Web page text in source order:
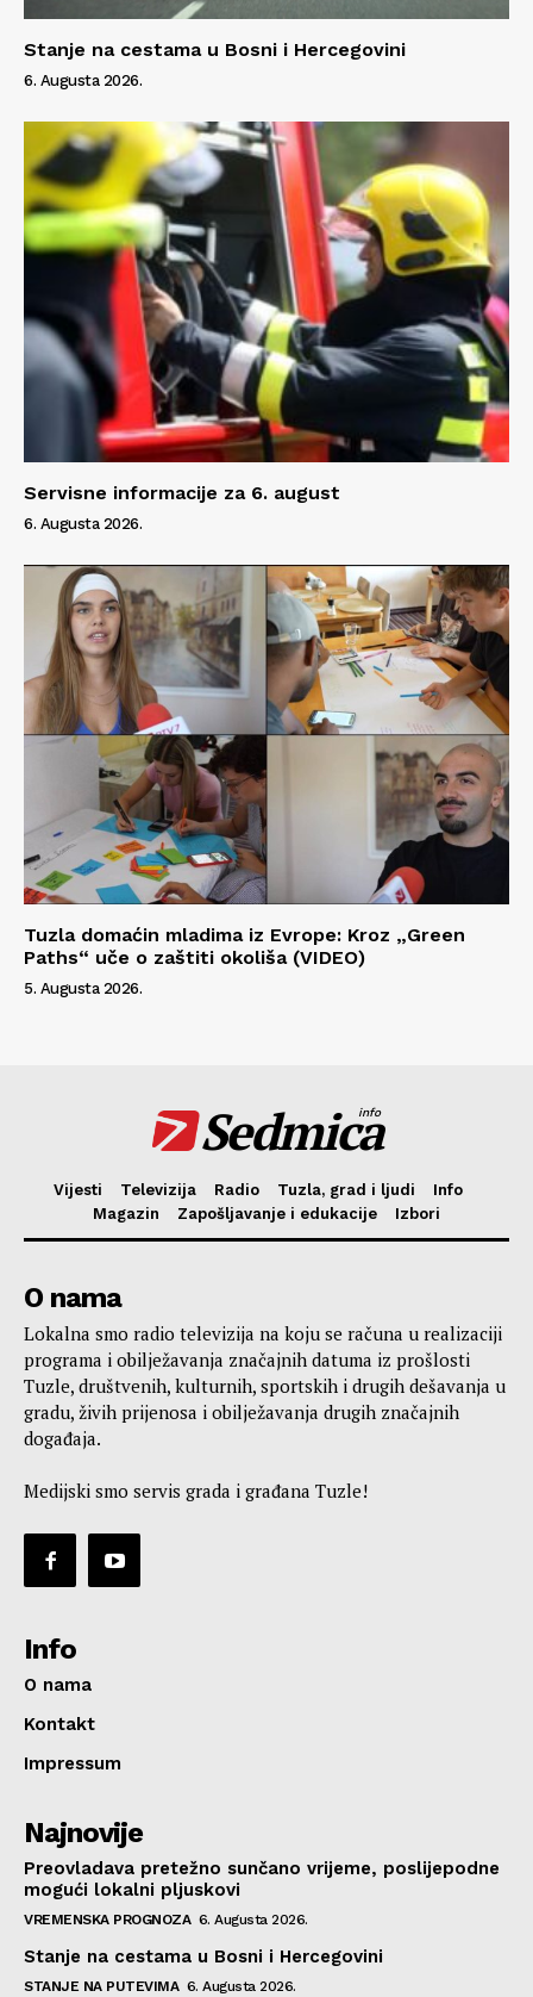
Stanje na cestama u Bosni i Hercegovini
6. Augusta 2026.
Servisne informacije za 6. august
6. Augusta 2026.
Tuzla domaćin mladima iz Evrope: Kroz „Green
Paths“ uče o zaštiti okoliša (VIDEO)
5. Augusta 2026.
Sedmica
info
Vijesti Televizija Radio Tuzla, grad i ljudi
Info
Magazin
Zapošljavanje i edukacije Izbori
O nama
Lokalna smo radio televizija na koju se računa u realizaciji
programa i obilježavanja značajnih datuma iz prošlosti
Tuzle, društvenih, kulturnih, sportskih i drugih dešavanja u
gradu, živih prijenosa i obilježavanja drugih značajnih
događaja.
Medijski smo servis grada i građana Tuzle!
Info
O nama
Kontakt
Impressum
Najnovije
Preovladava pretežno sunčano vrijeme, poslijepodne
mogući lokalni pljuskovi
VREMENSKA PROGNOZA 6. Augusta 2026.
Stanje na cestama u Bosni i Hercegovini
STANJE NA PUTEVIMA 6. Augusta 2026.